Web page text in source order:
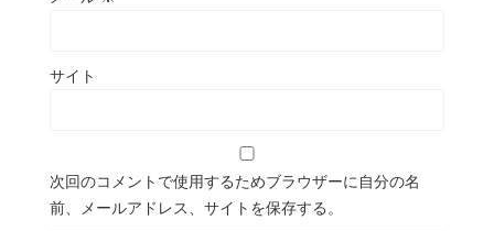
サイト
次回のコメントで使用するためブラウザーに自分の名
前、メールアドレス、サイトを保存する。